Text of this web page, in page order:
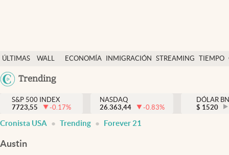
ÚLTIMAS
NOTICIAS
WALL
DÓLAR
ECONOMÍA INMIGRACIÓN STREAMING TIEMPO
México
Trending
Finanzas y economía
Wall Street y dólar
Inmigración
S&P 500 INDEX
7723,55
-0.17%
NASDAQ
26.363,44
-0.83%
DÓLAR
$ 1520
Cronista USA Trending Forever 21
Austin